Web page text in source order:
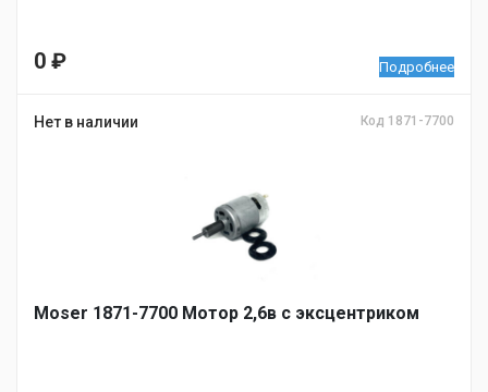
0 ₽ Подробнее
Нет в наличии Код 1871-7700
Moser 1871-7700 Мотор 2,6в с эксцентриком